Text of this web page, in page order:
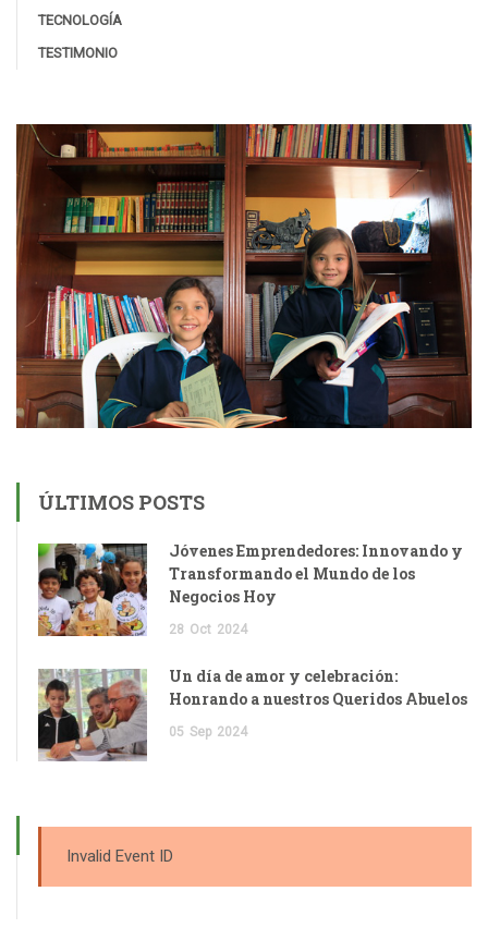
TECNOLOGÍA
TESTIMONIO
ÚLTIMOS POSTS
Jóvenes Emprendedores: Innovando y
Transformando el Mundo de los
Negocios Hoy
28 Oct 2024
Un día de amor y celebración:
Honrando a nuestros Queridos Abuelos
05 Sep 2024
Invalid Event ID